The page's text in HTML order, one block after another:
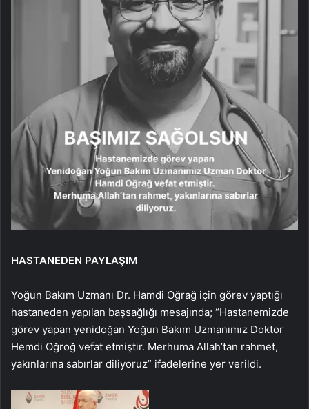
HASTANEDEN PAYLAŞIM
Yoğun Bakım Uzmanı Dr. Hamdi Oğrağ için görev yaptığı
hastaneden yapılan başsağlığı mesajında; “Hastanemizde
görev yapan yenidoğan Yoğun Bakım Uzmanımız Doktor
Hemdi Oğroğ vefat etmiştir. Merhuma Allah’tan rahmet,
yakınlarına sabırlar diliyoruz” ifadelerine yer verildi.